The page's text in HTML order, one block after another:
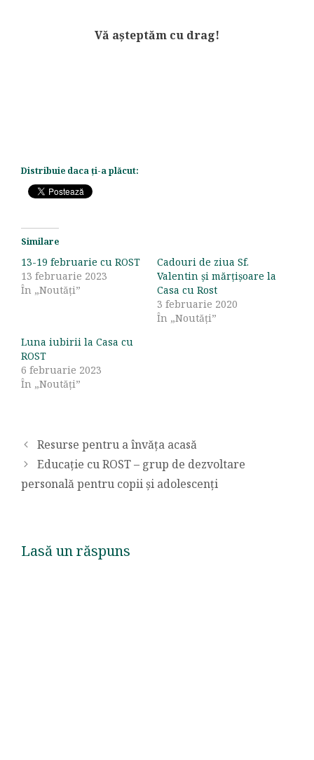
Vă așteptăm cu drag!
Distribuie daca ți-a plăcut:
Similare
13-19 februarie cu ROST
13 februarie 2023
În „Noutăți”
Cadouri de ziua Sf.
Valentin și mărțișoare la
Casa cu Rost
3 februarie 2020
În „Noutăți”
Luna iubirii la Casa cu
ROST
6 februarie 2023
În „Noutăți”
Resurse pentru a învăța acasă
Educație cu ROST – grup de dezvoltare
personală pentru copii și adolescenți
Lasă un răspuns